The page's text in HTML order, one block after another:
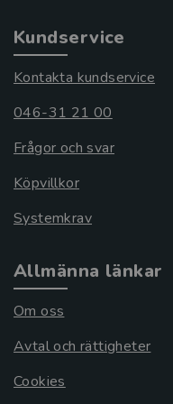
Kundservice
Kontakta kundservice
046-31 21 00
Frågor och svar
Köpvillkor
Systemkrav
Allmänna länkar
Om oss
Avtal och rättigheter
Cookies